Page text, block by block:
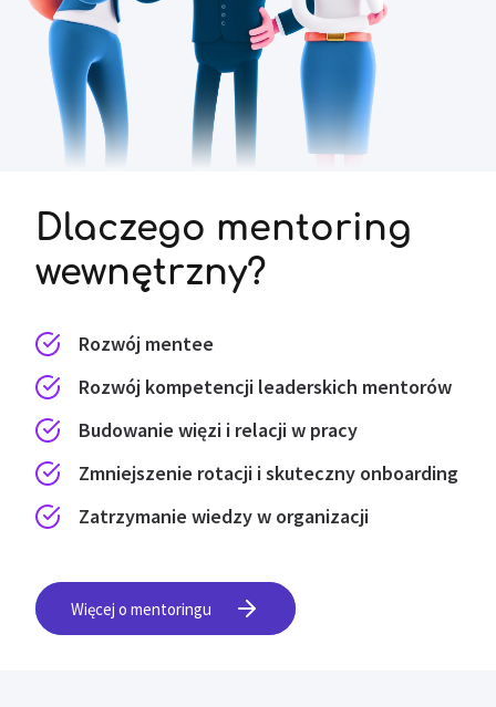
Dlaczego mentoring
wewnętrzny?
Rozwój mentee
Rozwój kompetencji leaderskich mentorów
Budowanie więzi i relacji w pracy
Zmniejszenie rotacji i skuteczny onboarding
Zatrzymanie wiedzy w organizacji
Więcej o mentoringu